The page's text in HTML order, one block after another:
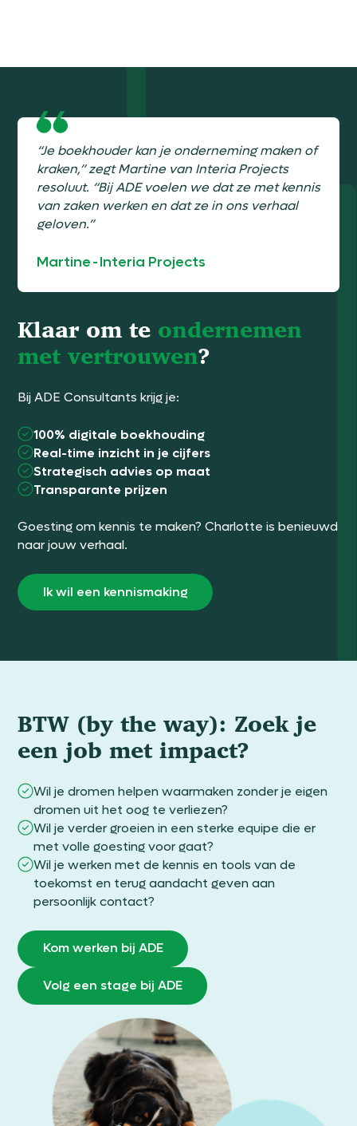
Klaar om te ondernemen
met vertrouwen?
Bij ADE Consultants krijg je:
100% digitale boekhouding
Real-time inzicht in je cijfers
Strategisch advies op maat
Transparante prijzen
Goesting om kennis te maken? Charlotte is benieuwd
naar jouw verhaal.
Ik wil een kennismaking
“Je boekhouder kan je onderneming maken of
kraken,” zegt Martine van Interia Projects
resoluut. “Bij ADE voelen we dat ze met kennis
van zaken werken en dat ze in ons verhaal
geloven.”
Martine-Interia Projects
BTW (by the way): Zoek je
een job met impact?
Wil je dromen helpen waarmaken zonder je eigen
dromen uit het oog te verliezen?
Wil je verder groeien in een sterke equipe die er
met volle goesting voor gaat?
Wil je werken met de kennis en tools van de
toekomst en terug aandacht geven aan
persoonlijk contact?
Kom werken bij ADE
Volg een stage bij ADE